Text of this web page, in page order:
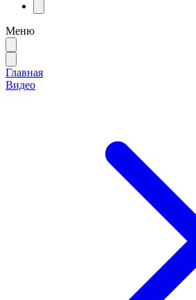
Меню
Главная
Видео